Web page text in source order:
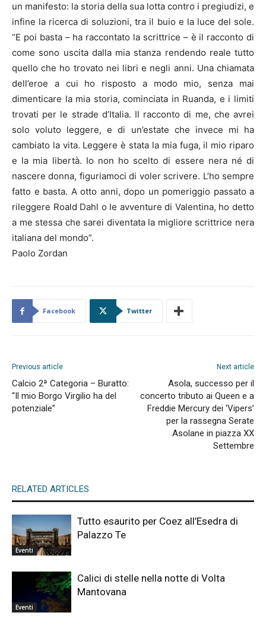
un manifesto: la storia della sua lotta contro i pregiudizi, e
infine la ricerca di soluzioni, tra il buio e la luce del sole.
“E poi basta – ha raccontato la scrittrice – è il racconto di
come sono uscita dalla mia stanza rendendo reale tutto
quello che ho trovato nei libri e negli anni. Una chiamata
dell’eroe a cui ho risposto a modo mio, senza mai
dimenticare la mia storia, cominciata in Ruanda, e i limiti
trovati per le strade d’Italia. Il racconto di me, che avrei
solo voluto leggere, e di un’estate che invece mi ha
cambiato la vita. Leggere è stata la mia fuga, il mio riparo
e la mia libertà. Io non ho scelto di essere nera né di
nascere donna, figuriamoci di voler scrivere. L’ho sempre
fatto e basta. A otto anni, dopo un pomeriggio passato a
rileggere Roald Dahl o le avventure di Valentina, ho detto
a me stessa che sarei diventata la migliore scrittrice nera
italiana del mondo”.
Paolo Zordan
Facebook Twitter
Previous article
Calcio 2ª Categoria – Buratto:
“Il mio Borgo Virgilio ha del
potenziale”
Next article
Asola, successo per il
concerto tributo ai Queen e a
Freddie Mercury dei ‘Vipers’
per la rassegna Serate
Asolane in piazza XX
Settembre
RELATED ARTICLES
Eventi
Tutto esaurito per Coez all’Esedra di
Palazzo Te
Eventi
Calici di stelle nella notte di Volta
Mantovana